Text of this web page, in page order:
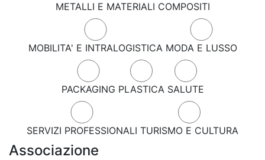
METALLI E MATERIALI COMPOSITI
MOBILITA' E INTRALOGISTICA MODA E LUSSO
PACKAGING PLASTICA SALUTE
SERVIZI PROFESSIONALI TURISMO E CULTURA
Associazione